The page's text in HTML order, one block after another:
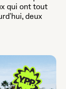
qui ont tout
deux